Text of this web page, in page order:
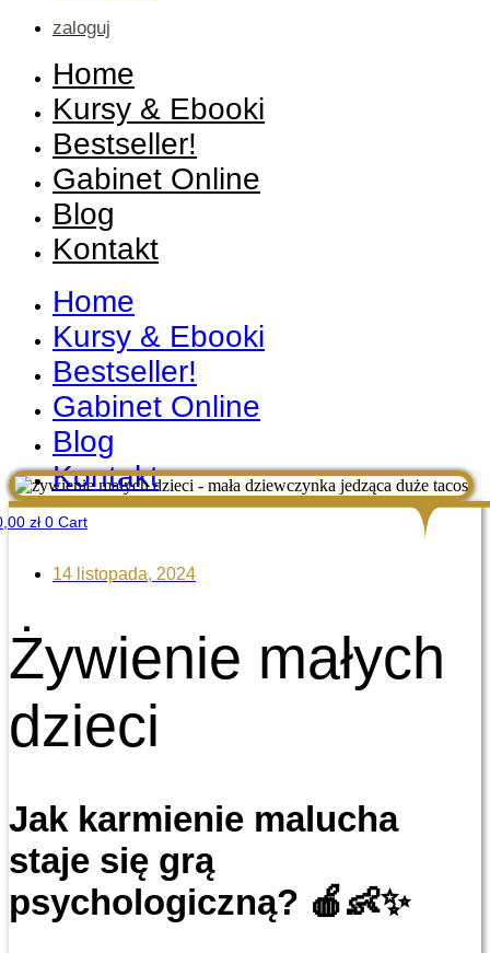
zaloguj
Home
Kursy & Ebooki
Bestseller!
Gabinet Online
Blog
Kontakt
Home
Kursy & Ebooki
Bestseller!
Gabinet Online
Blog
Kontakt
zł 0 Cart
14 listopada, 2024
Żywienie małych
dzieci
Jak karmienie malucha
staje się grą
psychologiczną? 🍎👶✨